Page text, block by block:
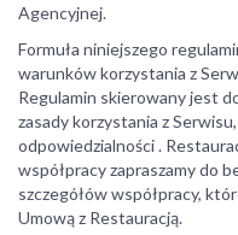
Agencyjnej.
Formuła niniejszego
warunków korzystania z
Regulamin skierowany jest
zasady korzystania z
odpowiedzialności .
współpracy zapraszamy do
szczegółów współpracy,
Umową z Restauracją.